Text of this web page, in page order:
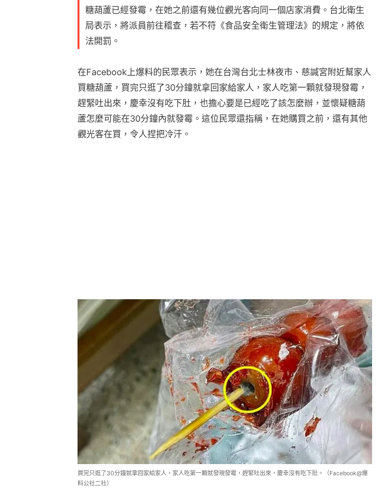
糖葫蘆已經發霉，在她之前還有幾位觀光客向同一個店家消費。台北衛生
局表示，將派員前往稽查，若不符《食品安全衛生管理法》的規定，將依
法開罰。
在Facebook上爆料的民眾表示，她在台灣台北士林夜市、慈諴宮附近幫家人
買糖葫蘆，買完只逛了30分鐘就拿回家給家人，家人吃第一顆就發現發霉，
趕緊吐出來，慶幸沒有吃下肚，也擔心要是已經吃了該怎麼辦，並懷疑糖葫
蘆怎麼可能在30分鐘內就發霉。這位民眾還指稱，在她購買之前，還有其他
觀光客在買，令人捏把冷汗。
買完只逛了30分鐘就拿回家給家人，家人吃第一顆就發現發霉，趕緊吐出來，慶幸沒有吃下肚。（Facebook@爆
料公社二社）